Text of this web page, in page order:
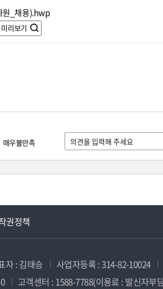
원_채용).hwp
미리보기
매우불만족
권정책
자 : 김태승 사업자등록 : 314-82-10024
고객센터 : 1588-7788(이용료 : 발신자부